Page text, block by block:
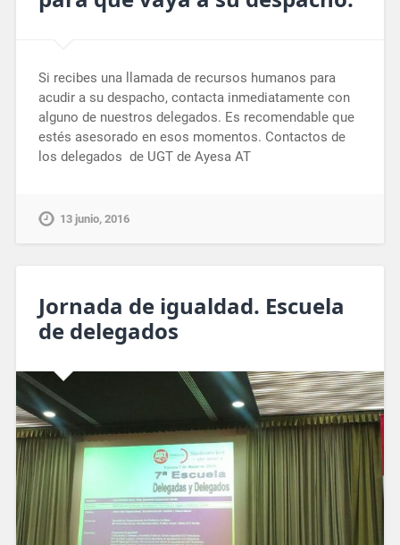
Si recibes una llamada de recursos humanos para
acudir a su despacho, contacta inmediatamente con
alguno de nuestros delegados. Es recomendable que
estés asesorado en esos momentos. Contactos de
los delegados de UGT de Ayesa AT
13 junio, 2016
Jornada de igualdad. Escuela
de delegados